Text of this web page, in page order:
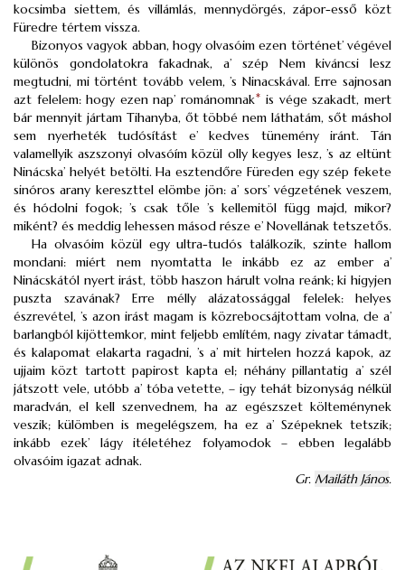
kocsimba siettem, és villámlás, mennydörgés, zápor-esső közt
Füredre tértem vissza.
Bizonyos vagyok abban, hogy olvasóim ezen történet’ végével
különös gondolatokra fakadnak, a’ szép Nem kiváncsi lesz
megtudni, mi történt tovább velem, ’s Ninacskával. Erre sajnosan
azt felelem: hogy ezen nap’ románomnak* is vége szakadt, mert
bár mennyit jártam Tihanyba, őt többé nem láthatám, sőt máshol
sem nyerheték tudósítást e’ kedves tünemény iránt. Tán
valamellyik aszszonyi olvasóím közül olly kegyes lesz, ’s az eltünt
Ninácska’ helyét betölti. Ha esztendőre Füreden egy szép fekete
sinóros arany kereszttel elömbe jön: a’ sors’ végzetének veszem,
és hódolni fogok; ’s csak tőle ’s kellemitöl függ majd, mikor?
miként? és meddig lehessen másod része e’ Novellának tetszetős.
Ha olvasóim közül egy ultra-tudós találkozik, szinte hallom
mondani: miért nem nyomtatta le inkább ez az ember a’
Ninácskától nyert irást, több haszon hárult volna reánk; ki higyjen
puszta szavának? Erre mélly alázatossággal felelek: helyes
észrevétel, ’s azon irást magam is közrebocsájtottam volna, de a’
barlangból kijöttemkor, mint feljebb említém, nagy zivatar támadt,
és kalapomat elakarta ragadni, ’s a’ mit hirtelen hozzá kapok, az
ujjaim közt tartott papirost kapta el; néhány pillantatig a’ szél
játszott vele, utóbb a’ tóba vetette, – igy tehát bizonyság nélkül
maradván, el kell szenvednem, ha az egészszet költeménynek
veszik; külömben is megelégszem, ha ez a’ Szépeknek tetszik;
inkább ezek’ lágy itéletéhez folyamodok – ebben legalább
olvasóim igazat adnak.
Gr. Mailáth János.